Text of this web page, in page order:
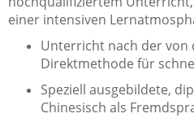
einer intensiven
Unterricht nach der von
Direktmethode für
Speziell ausgebildete,
Chinesisch als